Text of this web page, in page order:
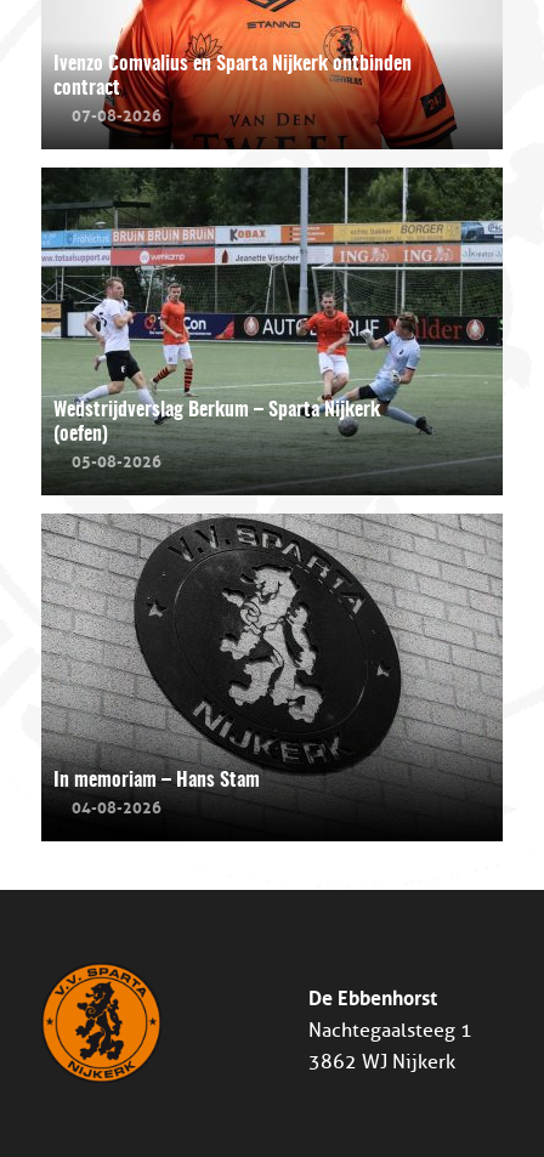
Ivenzo Comvalius en Sparta Nijkerk ontbinden
contract
07-08-2026
Wedstrijdverslag Berkum – Sparta Nijkerk
(oefen)
05-08-2026
In memoriam – Hans Stam
04-08-2026
De Ebbenhorst
Nachtegaalsteeg 1
3862 WJ Nijkerk